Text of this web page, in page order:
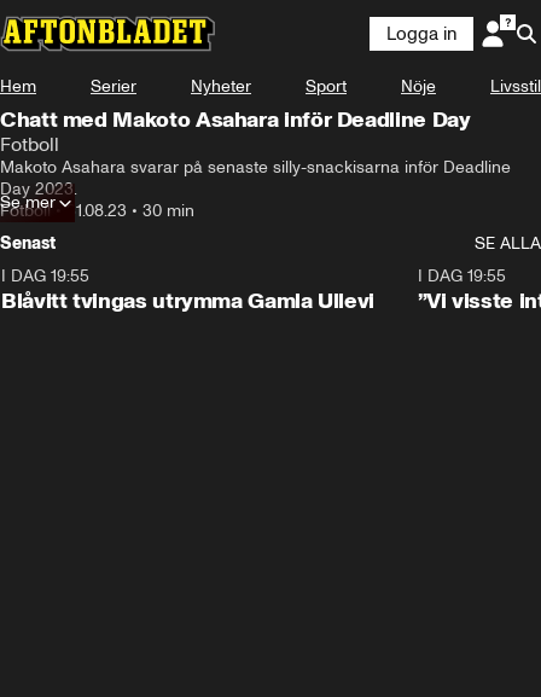
Logga in
Hem Serier Nyheter Sport Nöje Livsstil
Chatt med Makoto Asahara inför Deadline Day
Fotboll
Makoto Asahara svarar på senaste silly-snackisarna inför Deadline
Day 2023.
Fotboll•31.08.23 • 30 min
Se mer
Senast
SE ALLA
I DAG 19:55
Blåvitt tvingas utrymma Gamla Ullevi
I DAG 19:55
”Vi visste